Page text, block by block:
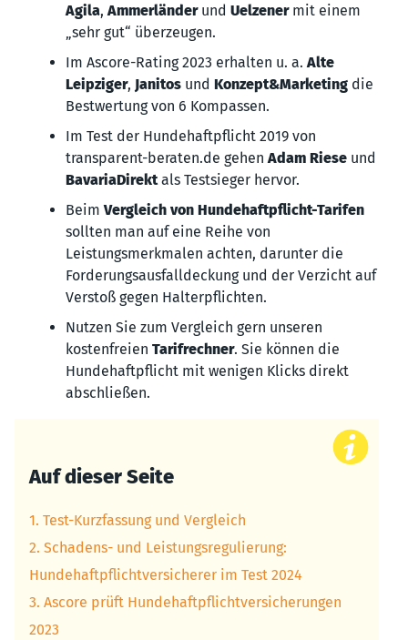
Agila,Ammerländerund Uelzenermit einem
„sehr gut“ überzeugen.
Im Ascore-Rating 2023 erhalten u. a.Alte
Leipziger, Janitos und Konzept&Marketing die
Bestwertung von 6 Kompassen.
Im Test der Hundehaftpflicht 2019 von
transparent-beraten.de gehenAdam Riese und
BavariaDirektals Testsieger hervor.
BeimVergleich von Hundehaftpflicht-Tarifen
sollten man auf eine Reihe von
Leistungsmerkmalen achten, darunter die
Forderungsausfalldeckung und der Verzicht auf
Verstoß gegen Halterpflichten.
Nutzen Sie zum Vergleich gern unseren
kostenfreien Tarifrechner. Sie können die
Hundehaftpflicht mit wenigen Klicks direkt
abschließen.
Auf dieser Seite
1. Test-Kurzfassung und Vergleich
2. Schadens- und Leistungsregulierung:
Hundehaftpflichtversicherer im Test 2024
3. Ascore prüft Hundehaftpflichtversicherungen
2023